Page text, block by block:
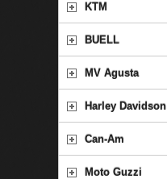
KTM
BUELL
MV Agusta
Harley Davidson
Can-Am
Moto Guzzi